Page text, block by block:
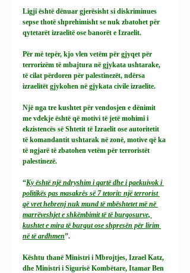
Ligji është dënuar gjerësisht si diskriminues
sepse thotë shprehimisht se nuk zbatohet për
qytetarët izraelitë ose banorët e Izraelit.
Për më tepër, kjo vlen vetëm për gjyqet për
terrorizëm të mbajtura në gjykata ushtarake,
të cilat përdoren për palestinezët, ndërsa
izraelitët gjykohen në gjykata civile izraelite.
Një nga tre kushtet për vendosjen e dënimit
me vdekje është që motivi të jetë mohimi i
ekzistencës së Shtetit të Izraelit ose autoritetit
të komandantit ushtarak në zonë, motive që ka
të ngjarë të zbatohen vetëm për terroristët
palestinezë.
“Ky është një ndryshim i qartë dhe i paekuivok i
politikës pas masakrës së 7 tetorit: një terrorist
që vret hebrenj nuk mund të mbështetet më në
marrëveshjet e shkëmbimit të të burgosurve,
kushtet e mira të burgut ose shpresën për lirim
në të ardhmen”.
Kështu thanë Ministri i Mbrojtjes, Izrael Katz,
dhe Ministri i Sigurisë Kombëtare, Itamar Ben